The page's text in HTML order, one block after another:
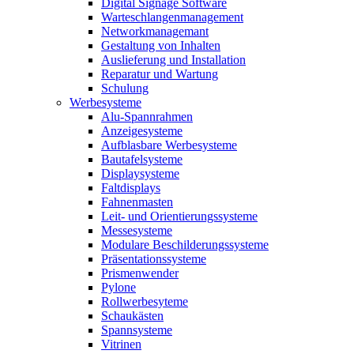
Digital Signage Software
Warteschlangenmanagement
Networkmanagemant
Gestaltung von Inhalten
Auslieferung und Installation
Reparatur und Wartung
Schulung
Werbesysteme
Alu-Spannrahmen
Anzeigesysteme
Aufblasbare Werbesysteme
Bautafelsysteme
Displaysysteme
Faltdisplays
Fahnenmasten
Leit- und Orientierungssysteme
Messesysteme
Modulare Beschilderungssysteme
Präsentationssysteme
Prismenwender
Pylone
Rollwerbesyteme
Schaukästen
Spannsysteme
Vitrinen